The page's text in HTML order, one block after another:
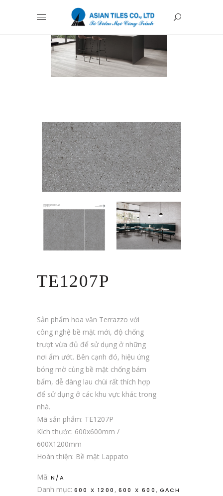
TE1207P
Sản phẩm hoa văn Terrazzo với
công nghệ bề mặt mới, độ chống
trượt vừa đủ để sử dụng ở những
nơi ẩm ướt. Bên cạnh đó, hiệu ứng
bóng mờ cùng bề mặt chống bám
bẩm, dễ dàng lau chùi rất thích hợp
để sử dụng ở các khu vực khác trong
nhà.
Mã sản phẩm: TE1207P
Kích thước: 600x600mm /
600X1200mm
Hoàn thiện: Bề mặt Lappato
Mã: N/A
Danh mục: 600 X 1200 , 600 X 600 , GẠCH